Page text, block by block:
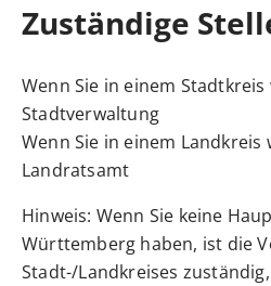
Zuständige
Wenn Sie in einem
Stadtverwaltung
Wenn Sie in einem Landkreis
Landratsamt
Hinweis: Wenn Sie keine
Württemberg haben, ist die
Stadt-/Landkreises